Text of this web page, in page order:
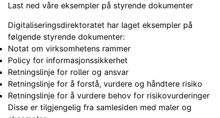
Last ned våre eksempler på styrende dokumenter
Digitaliseringsdirektoratet har laget eksempler på
følgende styrende dokumenter:
Notat om virksomhetens rammer
Policy for informasjonssikkerhet
Retningslinje for roller og ansvar
Retningslinje for å forstå, vurdere og håndtere risiko
Retningslinje for å vurdere behov for risikovurderinger
Disse er tilgjengelig fra samlesiden med maler og